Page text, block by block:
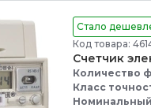
Стало
Код товара:
Счетчик
Количество
Класс